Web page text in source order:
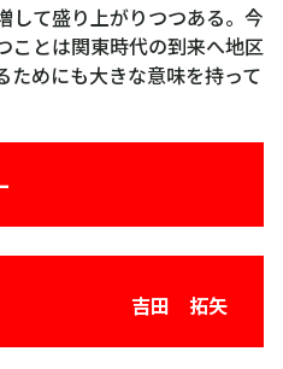
て盛り上がりつつある。今
ことは関東時代の到来へ地区
ためにも大きな意味を持って
吉田 拓矢